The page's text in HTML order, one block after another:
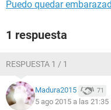
Puedo quedar
1 respuesta
RESPUESTA 1 / 1
Madura2015 71
5 ago 2015 a las 21:35